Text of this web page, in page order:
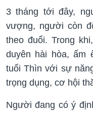
3 tháng tới đây,
vượng, người còn
theo đuổi. Trong
duyên hài hòa, ấm
tuổi Thìn với sự
trọng dụng, cơ hội
Người đang có ý